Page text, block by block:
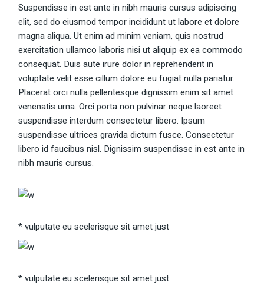
Suspendisse in est ante in nibh mauris cursus adipiscing
elit, sed do eiusmod tempor incididunt ut labore et dolore
magna aliqua. Ut enim ad minim veniam, quis nostrud
exercitation ullamco laboris nisi ut aliquip ex ea commodo
consequat. Duis aute irure dolor in reprehenderit in
voluptate velit esse cillum dolore eu fugiat nulla pariatur.
Placerat orci nulla pellentesque dignissim enim sit amet
venenatis urna. Orci porta non pulvinar neque laoreet
suspendisse interdum consectetur libero. Ipsum
suspendisse ultrices gravida dictum fusce. Consectetur
libero id faucibus nisl. Dignissim suspendisse in est ante in
nibh mauris cursus.
* vulputate eu scelerisque sit amet just
* vulputate eu scelerisque sit amet just